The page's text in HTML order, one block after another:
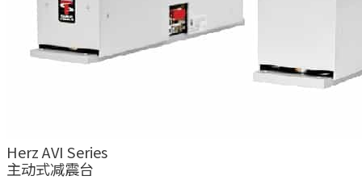
Herz AVI Series
主动式减震台